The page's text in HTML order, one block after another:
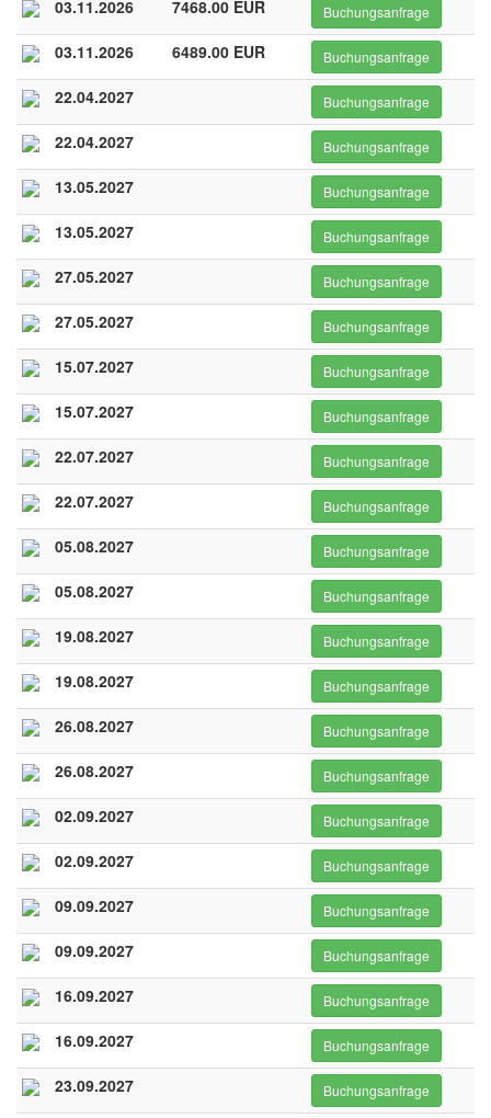
03.11.2026 7468.00 EUR Buchungsanfrage
03.11.2026 6489.00 EUR Buchungsanfrage
22.04.2027 Buchungsanfrage
22.04.2027 Buchungsanfrage
13.05.2027 Buchungsanfrage
13.05.2027 Buchungsanfrage
27.05.2027 Buchungsanfrage
27.05.2027 Buchungsanfrage
15.07.2027 Buchungsanfrage
15.07.2027 Buchungsanfrage
22.07.2027 Buchungsanfrage
22.07.2027 Buchungsanfrage
05.08.2027 Buchungsanfrage
05.08.2027 Buchungsanfrage
19.08.2027 Buchungsanfrage
19.08.2027 Buchungsanfrage
26.08.2027 Buchungsanfrage
26.08.2027 Buchungsanfrage
02.09.2027 Buchungsanfrage
02.09.2027 Buchungsanfrage
09.09.2027 Buchungsanfrage
09.09.2027 Buchungsanfrage
16.09.2027 Buchungsanfrage
16.09.2027 Buchungsanfrage
23.09.2027 Buchungsanfrage